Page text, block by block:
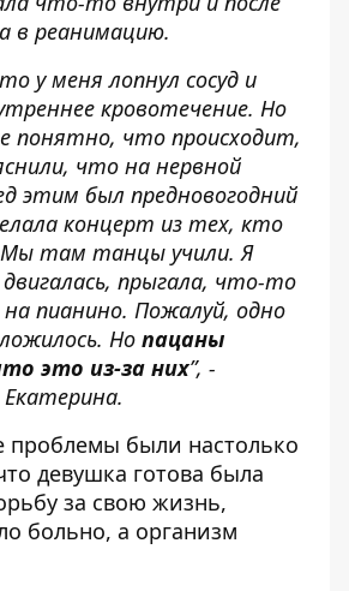
в реанимацию.
у меня лопнул сосуд и
кровотечение. Но
понятно, что происходит,
что на нервной
этим был предновогодний
концерт из тех, кто
там танцы учили. Я
прыгала, что-то
на пианино. Пожалуй, одно
Но пацаны
это из-за них”, -
проблемы были настолько
девушка готова была
за свою жизнь,
больно, а организм